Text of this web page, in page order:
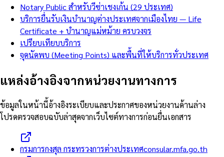
Notary Public สำหรับวีซ่าเชงเก้น (29 ประเทศ)
บริการยื่นรับเงินบำนาญต่างประเทศจากเมืองไทย — Life
Certificate + บำนาญแม่หม้าย ครบวงจร
เปรียบเทียบบริการ
จุดนัดพบ (Meeting Points) และพื้นที่ให้บริการทั่วประเทศ
แหล่งอ้างอิงจากหน่วยงานทางการ
ข้อมูลในหน้านี้อ้างอิงระเบียบและประกาศของหน่วยงานด้านล่าง
โปรดตรวจสอบฉบับล่าสุดจากเว็บไซต์ทางการก่อนยื่นเอกสาร
กรมการกงสุล กระทรวงการต่างประเทศconsular.mfa.go.th